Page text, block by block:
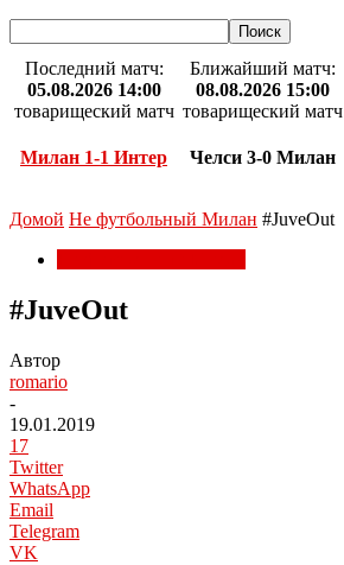
Последний матч:
05.08.2026 14:00
товарищеский матч
Милан 1-1 Интер
Ближайший матч:
08.08.2026 15:00
товарищеский матч
Челси 3-0 Милан
Домой Не футбольный Милан #JuveOut
#JuveOut
Автор
romario
-
19.01.2019
17
Twitter
WhatsApp
Email
Telegram
VK